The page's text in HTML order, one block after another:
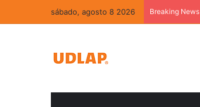
sábado, agosto 8 2026 Breaking News